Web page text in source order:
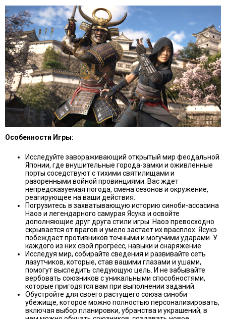
Особенности Игры:
Исследуйте завораживающий открытый мир феодальной
Японии, где внушительные города-замки и оживленные
порты соседствуют с тихими святилищами и
разоренными войной провинциями. Вас ждет
непредсказуемая погода, смена сезонов и окружение,
реагирующее на ваши действия.
Погрузитесь в захватывающую историю синоби-ассасина
Наоэ и легендарного самурая Ясукэ и освойте
дополняющие друг друга стили игры. Наоэ превосходно
скрывается от врагов и умело застает их врасплох. Ясукэ
побеждает противников точными и могучими ударами. У
каждого из них свой прогресс, навыки и снаряжение.
Исследуя мир, собирайте сведения и развивайте сеть
лазутчиков, которые, став вашими глазами и ушами,
помогут выследить следующую цель. И не забывайте
вербовать союзников с уникальными способностями,
которые пригодятся вам при выполнении заданий.
Обустройте для своего растущего союза синоби
убежище, которое можно полностью персонализировать,
включая выбор планировки, убранства и украшений; в